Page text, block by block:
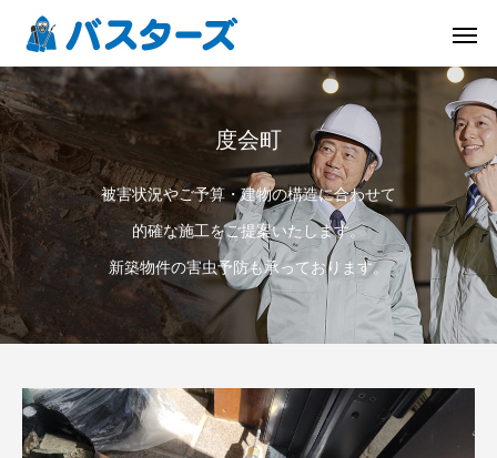
度会町
被害状況やご予算・建物の構造に合わせて
的確な施工をご提案いたします。
新築物件の害虫予防も承っております。